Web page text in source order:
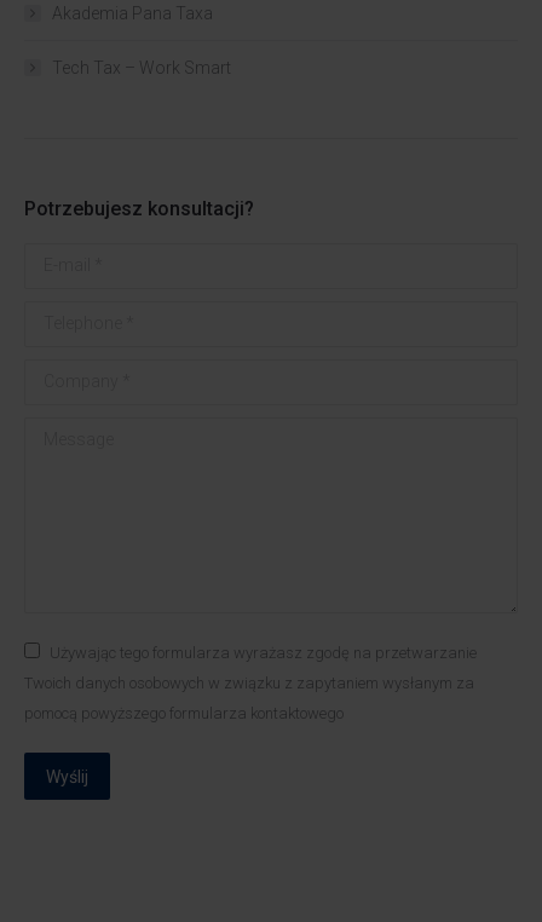
Akademia Pana Taxa
Tech Tax – Work Smart
Potrzebujesz konsultacji?
Używając tego formularza wyrażasz zgodę na przetwarzanie
Twoich danych osobowych w związku z zapytaniem wysłanym za
pomocą powyższego formularza kontaktowego
Wyślij